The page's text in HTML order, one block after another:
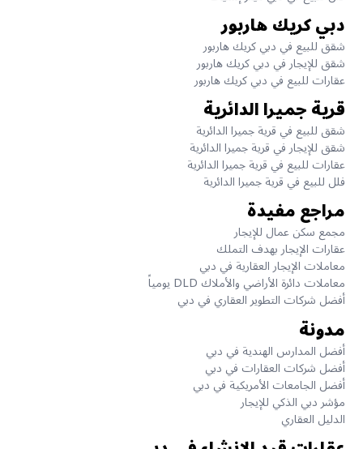
دبي كريك هاربور
شقق للبيع في دبي كريك هاربور
شقق للإيجار في دبي كريك هاربور
عقارات للبيع في دبي كريك هاربور
قرية جميرا الدائرية
شقق للبيع في قرية جميرا الدائرية
شقق للإيجار في قرية جميرا الدائرية
عقارات للبيع في قرية جميرا الدائرية
فلل للبيع في قرية جميرا الدائرية
مراجع مفيدة
مجمع سكن عمال للإيجار
عقارات الإيجار بهدف التملك
معاملات الإيجار العقارية في دبي
معاملات دائرة الأراضي والأملاك DLD يومياً
أفضل شركات التطوير العقاري في دبي
مدونة
أفضل المدارس الهندية في دبي
أفضل شركات العقارات في دبي
أفضل الجامعات الأمريكية في دبي
مؤشر دبي الذكي للإيجار
الدليل العقاري